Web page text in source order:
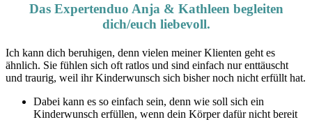
Das Expertenduo Anja & Kathleen begleiten
dich/euch liebevoll.
Ich kann dich beruhigen, denn vielen meiner Klienten geht es
ähnlich. Sie fühlen sich oft ratlos und sind einfach nur enttäuscht
und traurig, weil ihr Kinderwunsch sich bisher noch nicht erfüllt hat.
Dabei kann es so einfach sein, denn wie soll sich ein
Kinderwunsch erfüllen, wenn dein Körper dafür nicht bereit